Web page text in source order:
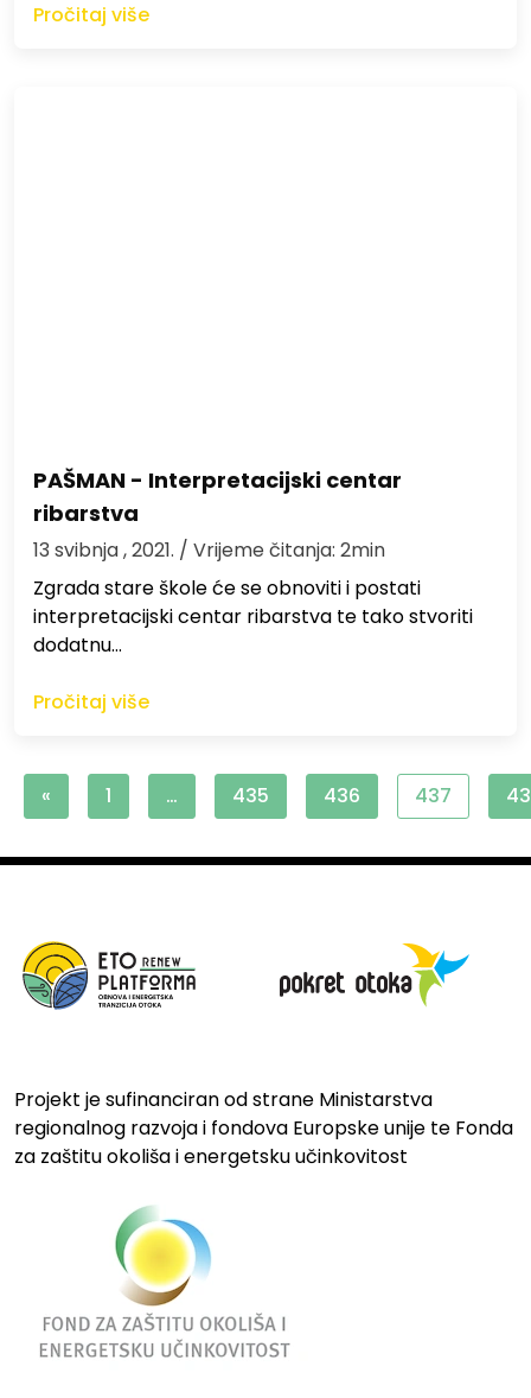
Pročitaj više
PAŠMAN - Interpretacijski centar
ribarstva
13 svibnja , 2021. / Vrijeme čitanja: 2min
Zgrada stare škole će se obnoviti i postati
interpretacijski centar ribarstva te tako stvoriti
dodatnu…
Pročitaj više
« 1 … 435 436 437
Projekt je sufinanciran od strane Ministarstva
regionalnog razvoja i fondova Europske unije te Fonda
za zaštitu okoliša i energetsku učinkovitost